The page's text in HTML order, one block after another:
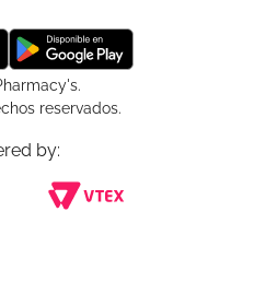
reservados.
by: